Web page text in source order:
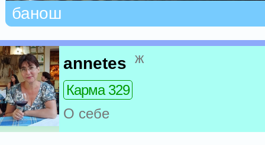
банош
annetes ж
Карма 329
О себе